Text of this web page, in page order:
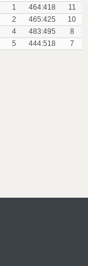
1 464:418
11
2 465:425
10
4 483:495
8
5 444:518 7